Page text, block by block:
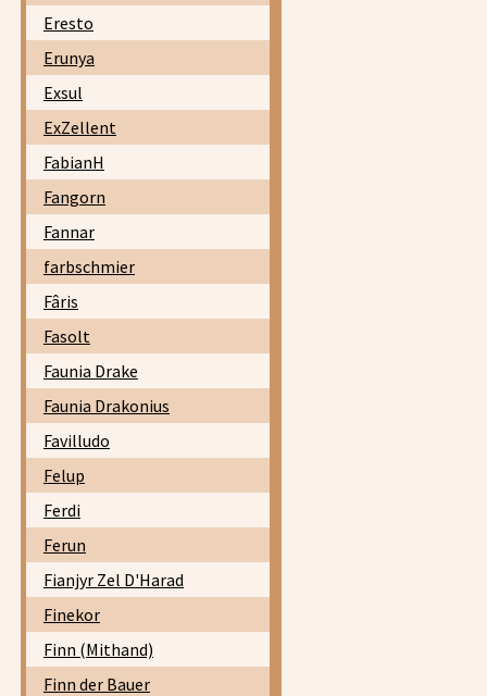
Eresto
Erunya
Exsul
ExZellent
FabianH
Fangorn
Fannar
farbschmier
Fâris
Fasolt
Faunia Drake
Faunia Drakonius
Favilludo
Felup
Ferdi
Ferun
Fianjyr Zel D'Harad
Finekor
Finn (Mithand)
Finn der Bauer